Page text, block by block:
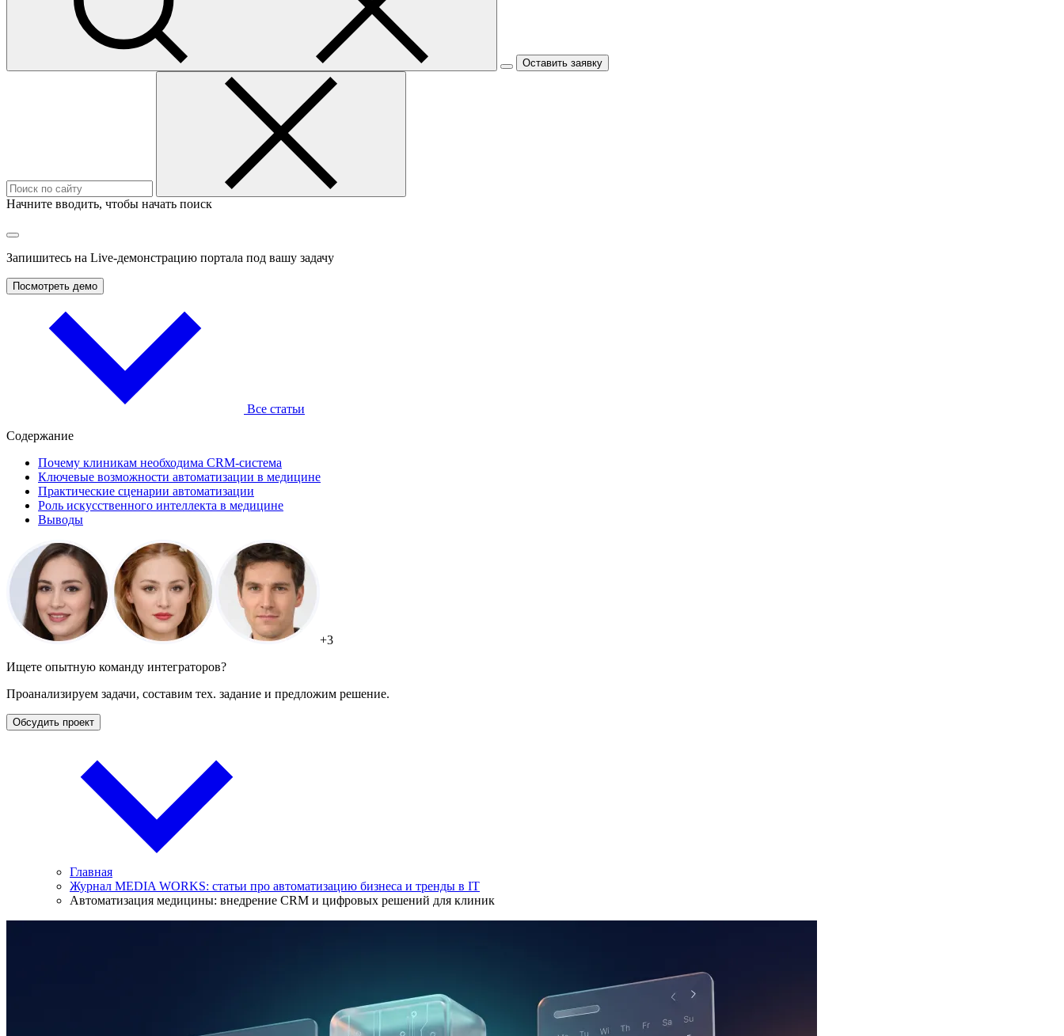
Оставить заявку
Начните вводить, чтобы начать поиск
Запишитесь на Live-демонстрацию портала под вашу задачу
Посмотреть демо
Все статьи
Содержание
Почему клиникам необходима CRM-система
Ключевые возможности автоматизации в медицине
Практические сценарии автоматизации
Роль искусственного интеллекта в медицине
Выводы
+3
Ищете опытную команду интеграторов?
Проанализируем задачи, составим тех. задание и предложим решение.
Обсудить проект
Главная
Журнал MEDIA WORKS: статьи про автоматизацию бизнеса и тренды в IT
Автоматизация медицины: внедрение CRM и цифровых решений для клиник